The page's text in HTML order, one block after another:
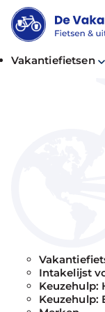
Vakantiefietsen
Intakelijst
Keuzehulp:
Keuzehulp: